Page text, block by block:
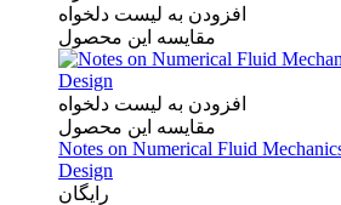
افزودن به لیست دلخواه
مقایسه این محصول
افزودن به لیست دلخواه
مقایسه این محصول
Notes on Numerical Fluid
Design
رایگان